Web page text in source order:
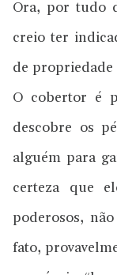
Ora, por tudo
creio ter
de propriedade
O cobertor é
descobre os
alguém para
certeza que
poderosos,
fato,